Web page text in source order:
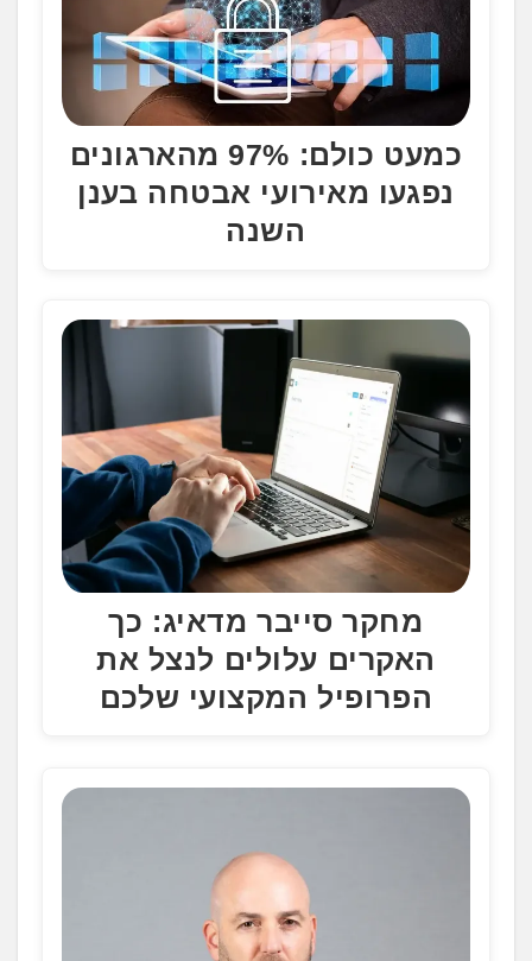
כמעט כולם: 97% מהארגונים
נפגעו מאירועי אבטחה בענן
השנה
מחקר סייבר מדאיג: כך
האקרים עלולים לנצל את
הפרופיל המקצועי שלכם